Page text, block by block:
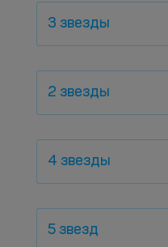
3 звезды
2 звезды
4 звезды
5 звезд